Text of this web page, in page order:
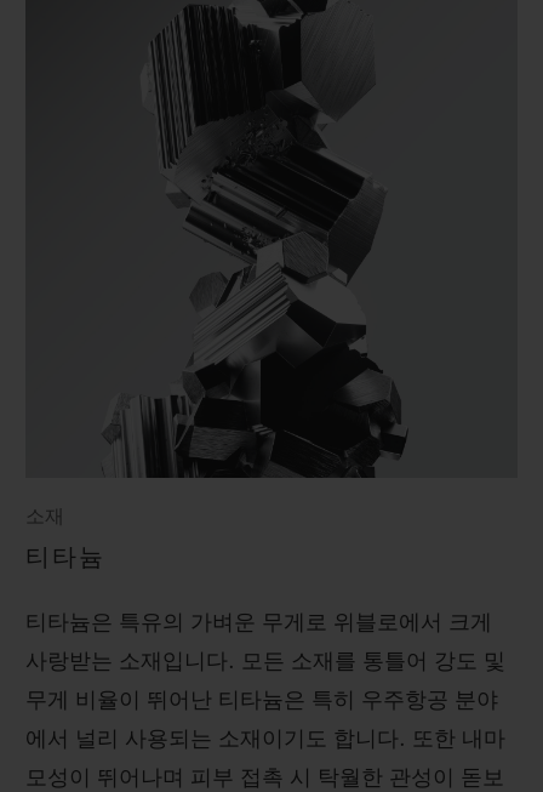
소재
티타늄
티타늄은 특유의 가벼운 무게로 위블로에서 크게
사랑받는 소재입니다. 모든 소재를 통틀어 강도 및
무게 비율이 뛰어난 티타늄은 특히 우주항공 분야
에서 널리 사용되는 소재이기도 합니다. 또한 내마
모성이 뛰어나며 피부 접촉 시 탁월한 관성이 돋보